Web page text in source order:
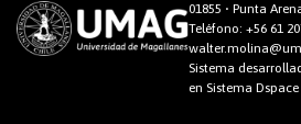
01855 • Punta
Teléfono:+56 61
Sistema
en Sistema Dspace